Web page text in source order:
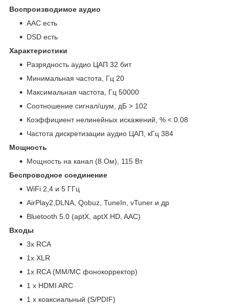
Воспроизводимое аудио
AAC есть
DSD есть
Характеристики
Разрядность аудио ЦАП 32 бит
Минимальная частота, Гц 20
Максимальная частота, Гц 50000
Соотношение сигнал/шум, дБ > 102
Коэффициент нелинейных искажений, % < 0.08
Частота дискретизации аудио ЦАП, кГц 384
Мощность
Мощность на канал (8 Ом), 115 Вт
Беспроводное соединение
WiFi 2,4 и 5 ГГц
AirPlay2,DLNA, Qobuz, TuneIn, vTuner и др
Bluetooth 5.0 (aptX, aptX HD, AAC)
Входы
3х RCA
1х XLR
1х RCA (MM/MC фонокорректор)
1 x HDMI ARC
1 х коаксиальный (S/PDIF)